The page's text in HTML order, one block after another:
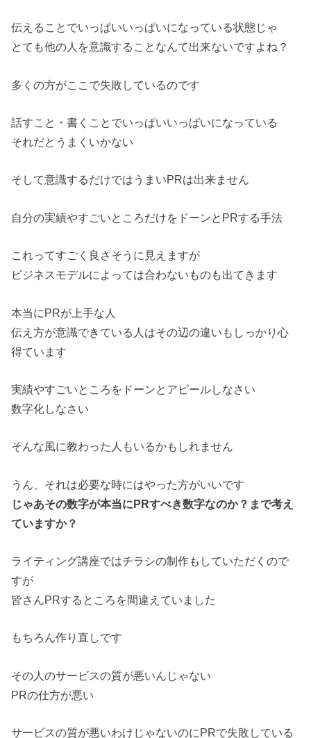
伝えることでいっぱいいっぱいになっている状態じゃ
とても他の人を意識することなんて出来ないですよね？
多くの方がここで失敗しているのです
話すこと・書くことでいっぱいいっぱいになっている
それだとうまくいかない
そして意識するだけではうまいPRは出来ません
自分の実績やすごいところだけをドーンとPRする手法
これってすごく良さそうに見えますが
ビジネスモデルによっては合わないものも出てきます
本当にPRが上手な人
伝え方が意識できている人はその辺の違いもしっかり心
得ています
実績やすごいところをドーンとアピールしなさい
数字化しなさい
そんな風に教わった人もいるかもしれません
うん、それは必要な時にはやった方がいいです
じゃあその数字が本当にPRすべき数字なのか？まで考え
ていますか？
ライティング講座ではチラシの制作もしていただくので
すが
皆さんPRするところを間違えていました
もちろん作り直しです
その人のサービスの質が悪いんじゃない
PRの仕方が悪い
サービスの質が悪いわけじゃないのにPRで失敗している